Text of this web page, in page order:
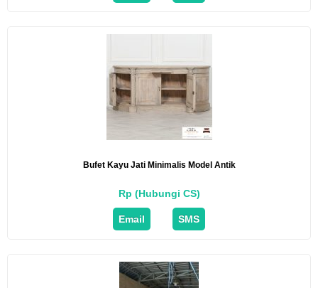
Bufet Kayu Jati Minimalis Model Antik
Rp (Hubungi CS)
Email SMS